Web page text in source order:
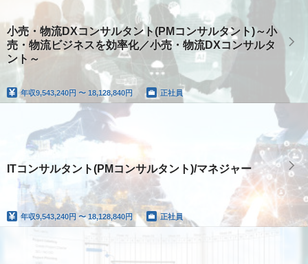
小売・物流DXコンサルタント(PMコンサルタント)～小
売・物流ビジネスを効率化／小売・物流DXコンサルタ
ント～
年収9,543,240円 〜 18,128,840円 正社員
ITコンサルタント(PMコンサルタント)/マネジャー
年収9,543,240円 〜 18,128,840円 正社員